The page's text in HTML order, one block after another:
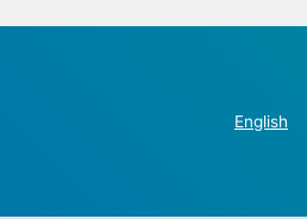
English